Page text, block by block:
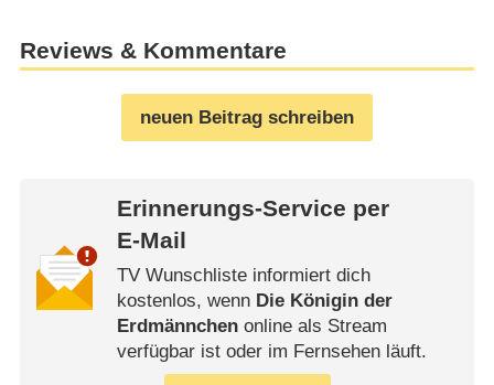
Reviews & Kommentare
neuen Beitrag schreiben
Erinnerungs-Service per
E-Mail
TV Wunschliste informiert dich
kostenlos, wenn Die Königin der
Erdmännchenonline als Stream
verfügbar ist oder im Fernsehen läuft.